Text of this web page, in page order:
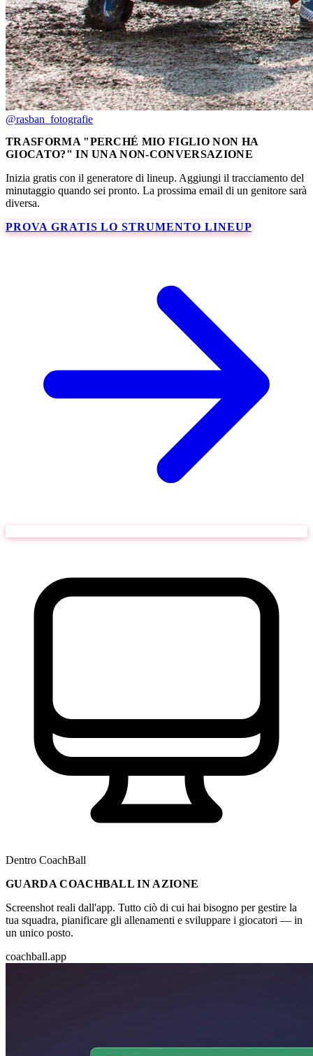
@rasban_fotografie
TRASFORMA "PERCHÉ MIO FIGLIO NON HA
GIOCATO?" IN UNA NON-CONVERSAZIONE
Inizia gratis con il generatore di lineup. Aggiungi il tracciamento del
minutaggio quando sei pronto. La prossima email di un genitore sarà
diversa.
PROVA GRATIS LO STRUMENTO LINEUP
Dentro CoachBall
GUARDA COACHBALL IN AZIONE
Screenshot reali dall'app. Tutto ciò di cui hai bisogno per gestire la
tua squadra, pianificare gli allenamenti e sviluppare i giocatori — in
un unico posto.
coachball.app